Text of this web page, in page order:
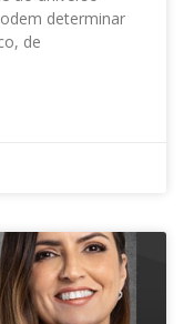
determinar
de